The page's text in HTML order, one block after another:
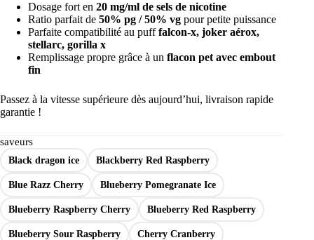
Dosage fort en 20 mg/ml de sels de nicotine
Ratio parfait de 50% pg / 50% vg pour petite puissance
Parfaite compatibilité au pufffalcon-x, joker aérox,
stellarc, gorilla x
Remplissage propre grâce à un flacon pet avec embout
fin
Passez à la vitesse supérieure dès aujourd’hui, livraison rapide
garantie !
saveurs
Black dragon ice Blackberry Red Raspberry
Blue Razz Cherry Blueberry Pomegranate Ice
Blueberry Raspberry Cherry Blueberry Red Raspberry
Blueberry Sour Raspberry Cherry Cranberry